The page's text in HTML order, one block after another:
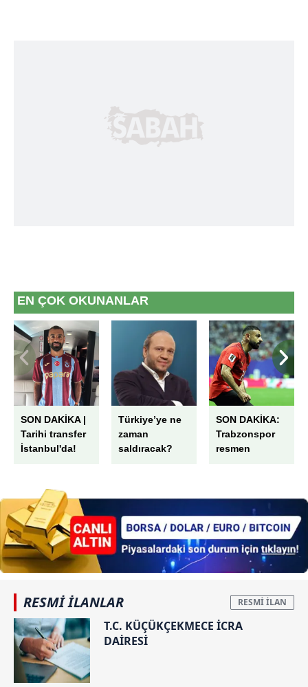
EN ÇOK OKUNANLAR
SON DAKİKA |
Tarihi transfer
İstanbul'da!
yer Trabzon
Türkiye’ye ne
zaman
saldıracak?
SON DAKİKA:
Trabzonspor
resmen
Ertuğrul
Doğan'dan ilk
sözler
RESMİ İLANLAR
T.C. KÜÇÜKÇEKMECE İCRA
DAİRESİ